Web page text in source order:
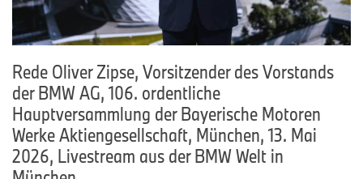
Rede Oliver Zipse, Vorsitzender des Vorstands
der BMW AG, 106. ordentliche
Hauptversammlung der Bayerische Motoren
Werke Aktiengesellschaft, München, 13. Mai
2026, Livestream aus der BMW Welt in